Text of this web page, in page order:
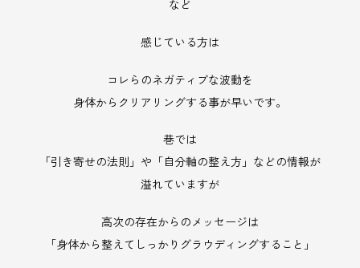
など
感じている方は
コレらのネガティブな波動を
身体からクリアリングする事が早いです。
巷では
「引き寄せの法則」や「自分軸の整え方」などの情報が
溢れていますが
高次の存在からのメッセージは
「身体から整えてしっかりグラウディングすること」